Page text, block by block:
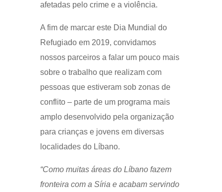
afetadas pelo crime e a violência.
A fim de marcar este Dia Mundial do
Refugiado em 2019, convidamos
nossos parceiros a falar um pouco mais
sobre o trabalho que realizam com
pessoas que estiveram sob zonas de
conflito – parte de um programa mais
amplo desenvolvido pela organização
para crianças e jovens em diversas
localidades do Líbano.
“Como muitas áreas do Líbano fazem
fronteira com a Síria e acabam servindo